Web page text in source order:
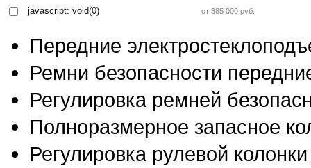
javascript: void(0) от 385 000 руб.
Передние
Ремни безопасности
Регулировка ремней
Полноразмерное запасное
Регулировка рулевой